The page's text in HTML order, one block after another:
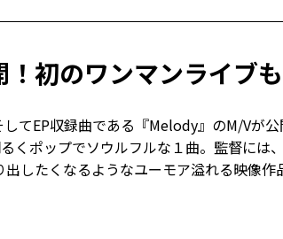
初のワンマンライブも
てEP収録曲である『Melody』のM/Vが
くポップでソウルフルな１曲。監督には
したくなるようなユーモア溢れる映像作